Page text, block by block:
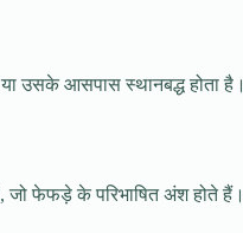
उसके आसपास स्थानबद्ध होता है।
जो फेफड़े के परिभाषित अंश होते हैं।